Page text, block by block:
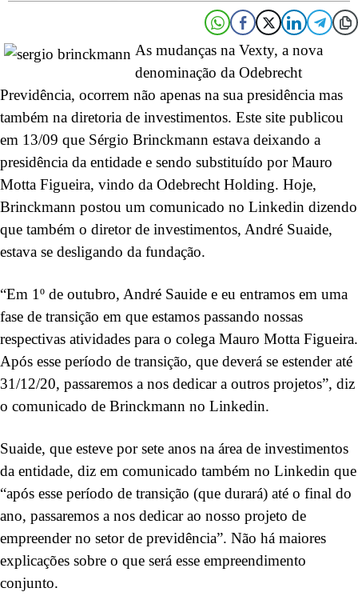
As mudanças na Vexty, a nova
denominação da Odebrecht
Previdência, ocorrem não apenas na sua presidência mas
também na diretoria de investimentos. Este site publicou
em 13/09 que Sérgio Brinckmann estava deixando a
presidência da entidade e sendo substituído por Mauro
Motta Figueira, vindo da Odebrecht Holding. Hoje,
Brinckmann postou um comunicado no Linkedin dizendo
que também o diretor de investimentos, André Suaide,
estava se desligando da fundação.
“Em 1º de outubro, André Sauide e eu entramos em uma
fase de transição em que estamos passando nossas
respectivas atividades para o colega Mauro Motta Figueira.
Após esse período de transição, que deverá se estender até
31/12/20, passaremos a nos dedicar a outros projetos”, diz
o comunicado de Brinckmann no Linkedin.
Suaide, que esteve por sete anos na área de investimentos
da entidade, diz em comunicado também no Linkedin que
“após esse período de transição (que durará) até o final do
ano, passaremos a nos dedicar ao nosso projeto de
empreender no setor de previdência”. Não há maiores
explicações sobre o que será esse empreendimento
conjunto.